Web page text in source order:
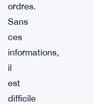
ordres.
Sans
ces
informations,
il
est
difficile